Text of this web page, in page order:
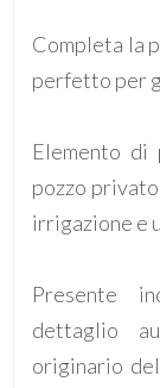
Completa la
perfetto per
Elemento
pozzo
irrigazione e
Presente
dettaglio
originario
4
5+
minimi
Qualsiasi